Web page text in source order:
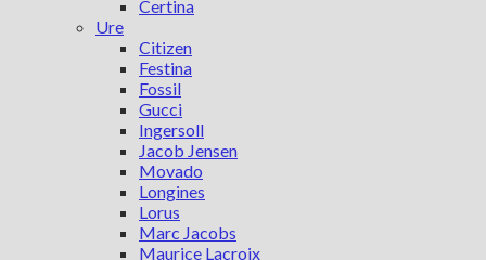
Certina
Ure
Citizen
Festina
Fossil
Gucci
Ingersoll
Jacob Jensen
Movado
Longines
Lorus
Marc Jacobs
Maurice Lacroix